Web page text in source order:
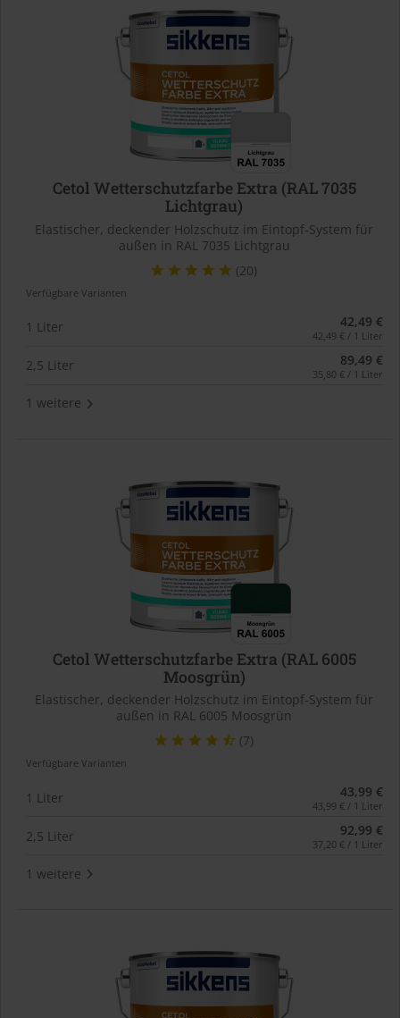
Cetol Wetterschutzfarbe Extra (RAL 7035
Lichtgrau)
Elastischer, deckender Holzschutz im Eintopf-System für
außen in RAL 7035 Lichtgrau
(20)
Verfügbare Varianten
1 Liter 42,49 €
42,49 € / 1 Liter
2,5 Liter 89,49 €
35,80 € / 1 Liter
1 weitere
Cetol Wetterschutzfarbe Extra (RAL 6005
Moosgrün)
Elastischer, deckender Holzschutz im Eintopf-System für
außen in RAL 6005 Moosgrün
(7)
Verfügbare Varianten
1 Liter 43,99 €
43,99 € / 1 Liter
2,5 Liter 92,99 €
37,20 € / 1 Liter
1 weitere